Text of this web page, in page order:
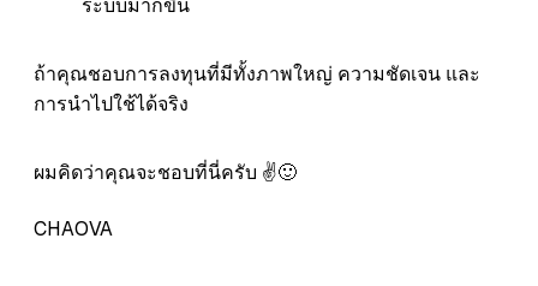
ระบบมากขึ้น
ถ้าคุณชอบการลงทุนที่มีทั้งภาพใหญ่ ความชัดเจน และ
การนำไปใช้ได้จริง
ผมคิดว่าคุณจะชอบที่นี่ครับ ✌️🙂
CHAOVA